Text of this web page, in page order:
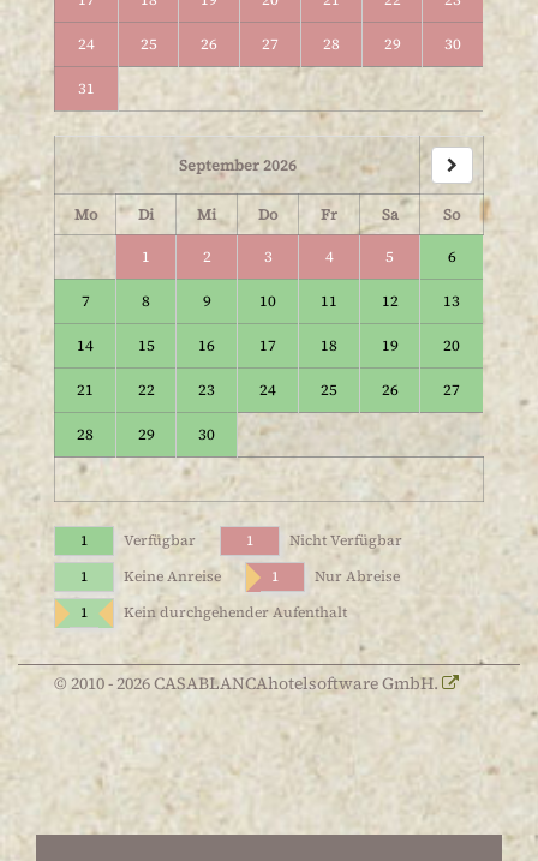
24 25 26 27 28 29 30
31
September 2026
Mo Di Mi Do Fr Sa So
1 2 3 4 5 6
7 8 9 10 11 12 13
14 15 16 17 18 19 20
21 22 23 24 25 26 27
28 29 30
1 Verfügbar 1
Nicht Verfügbar
1
Keine Anreise 1
Nur Abreise
1
Kein durchgehender Aufenthalt
© 2010 - 2026 CASABLANCAhotelsoftware GmbH.